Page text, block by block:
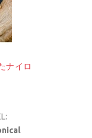
ナイロ